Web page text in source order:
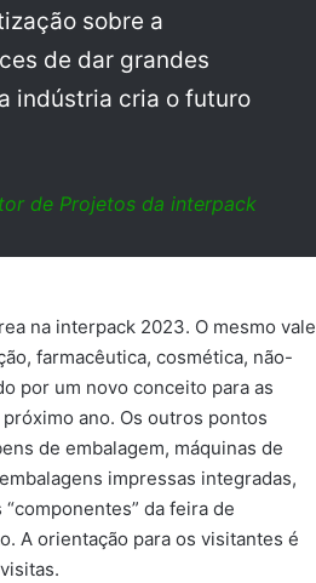
sobre a
de dar grandes
indústria cria o futuro
de Projetos da interpack
na interpack 2023. O mesmo vale
farmacêutica, cosmética, não-
por um novo conceito para as
ano. Os outros pontos
de embalagem, máquinas de
impressas integradas,
da feira de
A orientação para os visitantes é